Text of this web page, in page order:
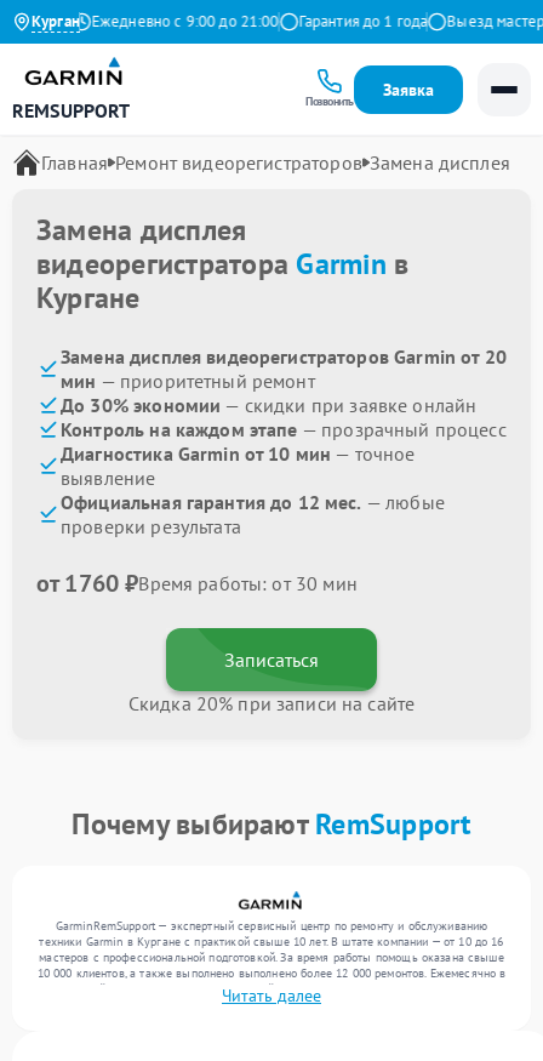
КурганЕжедневно с 9:00 до 21:00 Гарантия до 1 года Выезд мастера
REMSUPPORT Позвонить
Заявка
Главная Ремонт видеорегистраторов Замена дисплея
Замена дисплея
видеорегистратора Garmin в
Кургане
Замена дисплея видеорегистраторов Garmin от 20
мин — приоритетный ремонт
До 30% экономии — скидки при заявке онлайн
Контроль на каждом этапе — прозрачный процесс
Диагностика Garmin от 10 мин — точное
выявление
Официальная гарантия до 12 мес. — любые
проверки результата
от 1760 ₽Время работы: от 30 мин
Записаться
Скидка 20% при записи на сайте
Почему выбираютRemSupport
GarminRemSupport — экспертный сервисный центр по ремонту и обслуживанию
техники Garmin в Кургане с практикой свыше 10 лет. В штате компании — от 10 до 16
мастеров с профессиональной подготовкой. За время работы помощь оказана свыше
10 000 клиентов, а также выполнено выполнено более 12 000 ремонтов. Ежемесячно в
сервисный центр поступает от 300 устройств, включая , , . Мы работаем с широким
спектром неисправностей и поддерживаем высокий стандарт качества благодаря
Читать далее